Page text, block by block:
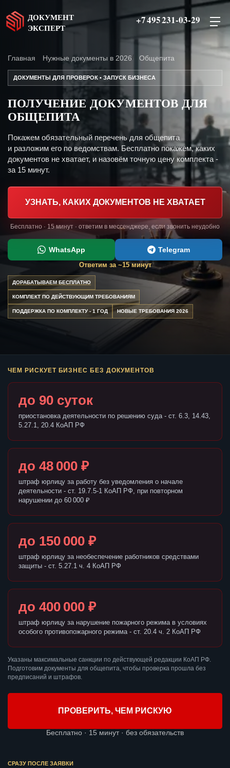
ДОКУМЕНТ
ЭКСПЕРТ
+7 495 231-03-29
Главная Нужные документы в 2026 Общепита
ДОКУМЕНТЫ ДЛЯ ПРОВЕРОК • ЗАПУСК БИЗНЕСА
ПОЛУЧЕНИЕ ДОКУМЕНТОВ ДЛЯ
ОБЩЕПИТА
Покажем обязательный перечень для общепита
и разложим его по ведомствам. Бесплатно покажем, каких
документов не хватает, и назовём точную цену комплекта -
за 15 минут.
УЗНАТЬ, КАКИХ ДОКУМЕНТОВ НЕ ХВАТАЕТ
Бесплатно · 15 минут · ответим в мессенджере, если звонить неудобно
WhatsApp Telegram
Ответим за ~15 минут
ДОРАБАТЫВАЕМ БЕСПЛАТНО
КОМПЛЕКТ ПО ДЕЙСТВУЮЩИМ ТРЕБОВАНИЯМ
ПОДДЕРЖКА ПО КОМПЛЕКТУ - 1 ГОД НОВЫЕ ТРЕБОВАНИЯ 2026
ЧЕМ РИСКУЕТ БИЗНЕС БЕЗ ДОКУМЕНТОВ
до 90 суток
приостановка деятельности по решению суда - ст. 6.3, 14.43,
5.27.1, 20.4 КоАП РФ
до 48 000 ₽
штраф юрлицу за работу без уведомления о начале
деятельности - ст. 19.7.5-1 КоАП РФ, при повторном
нарушении до 60 000 ₽
до 150 000 ₽
штраф юрлицу за необеспечение работников средствами
защиты - ст. 5.27.1 ч. 4 КоАП РФ
до 400 000 ₽
штраф юрлицу за нарушение пожарного режима в условиях
особого противопожарного режима - ст. 20.4 ч. 2 КоАП РФ
Указаны максимальные санкции по действующей редакции КоАП РФ.
Подготовим документы для общепита, чтобы проверка прошла без
предписаний и штрафов.
ПРОВЕРИТЬ, ЧЕМ РИСКУЮ
Бесплатно · 15 минут · без обязательств
СРАЗУ ПОСЛЕ ЗАЯВКИ